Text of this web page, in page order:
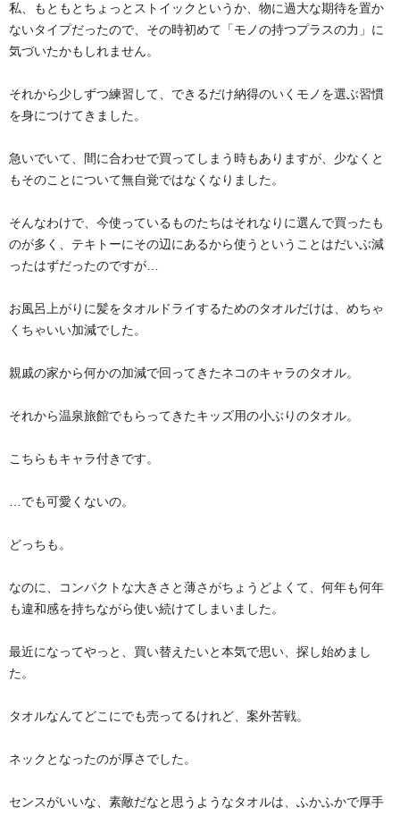
私、もともとちょっとストイックというか、物に過大な期待を置か
ないタイプだったので、その時初めて「モノの持つプラスの力」に
気づいたかもしれません。
それから少しずつ練習して、できるだけ納得のいくモノを選ぶ習慣
を身につけてきました。
急いでいて、間に合わせで買ってしまう時もありますが、少なくと
もそのことについて無自覚ではなくなりました。
そんなわけで、今使っているものたちはそれなりに選んで買ったも
のが多く、テキトーにその辺にあるから使うということはだいぶ減
ったはずだったのですが…
お風呂上がりに髪をタオルドライするためのタオルだけは、めちゃ
くちゃいい加減でした。
親戚の家から何かの加減で回ってきたネコのキャラのタオル。
それから温泉旅館でもらってきたキッズ用の小ぶりのタオル。
こちらもキャラ付きです。
…でも可愛くないの。
どっちも。
なのに、コンパクトな大きさと薄さがちょうどよくて、何年も何年
も違和感を持ちながら使い続けてしまいました。
最近になってやっと、買い替えたいと本気で思い、探し始めまし
た。
タオルなんてどこにでも売ってるけれど、案外苦戦。
ネックとなったのが厚さでした。
センスがいいな、素敵だなと思うようなタオルは、ふかふかで厚手